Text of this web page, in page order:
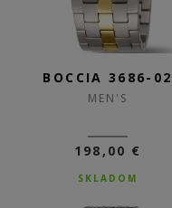
BOCCIA 3686-02
MEN'S
198,00 €
SKLADOM